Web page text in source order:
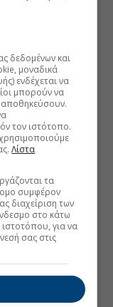
δεδομένων και
μοναδικά
ενδέχεται να
μπορούν να
τον ιστότοπο.
χρησιμοποιούμε
Λίστα
τα
συμφέρον
διαχείριση των
στο κάτω
για να
σας στις